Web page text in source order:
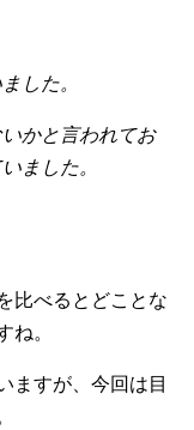
した。
かと言われてお
ました。
比べるとどことな
ね。
ますが、今回は目